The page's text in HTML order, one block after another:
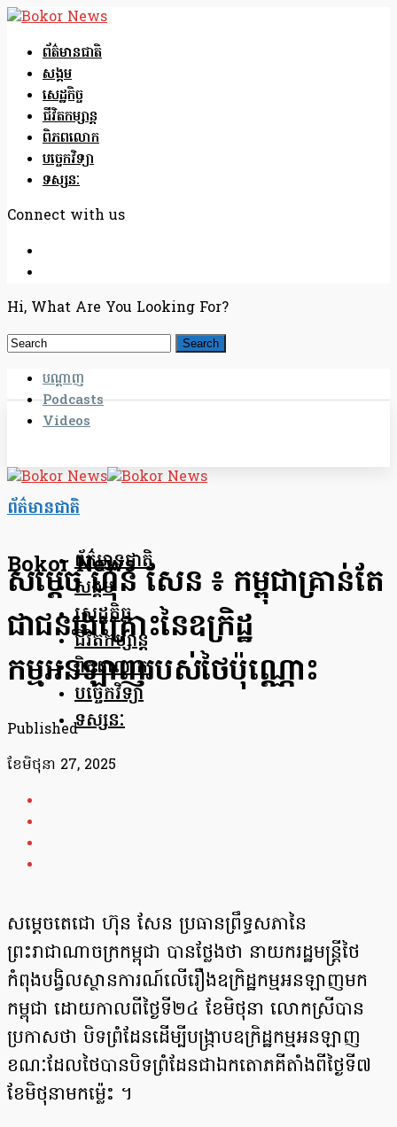
ព័ត៌មានជាតិ
សង្គម
សេដ្ឋកិច្ច
ជីវិតកម្សាន្ត
ពិភពលោក
បច្ចេកវិទ្យា
ទស្សនៈ
Connect with us
Hi, What Are You Looking For?
បណ្តាញ
Podcasts
Videos
Bokor News
ព័ត៌មានជាតិ
សង្គម
សេដ្ឋកិច្ច
ជីវិតកម្សាន្ត
ពិភពលោក
បច្ចេកវិទ្យា
ទស្សនៈ
ព័ត៌មានជាតិ
សម្តេច ហ៊ុន សែន ៖ កម្ពុជាគ្រាន់តែ
ជាជនរងគ្រោះនៃឧក្រិដ្ឋ
កម្មអនឡាញរបស់ថៃប៉ុណ្ណោះ
Published
ខែ​មិថុនា 27, 2025
សម្តេចតេជោ ហ៊ុន សែន ប្រធានព្រឹទ្ធសភានៃ
ព្រះរាជាណាចក្រកម្ពុជា បានថ្លែងថា នាយករដ្ឋមន្រ្ដីថៃ
កំពុងបង្វិលស្ថានការណ៍លើរឿងឧក្រិដ្ឋកម្មអនឡាញមក
កម្ពុជា ដោយកាលពីថ្ងៃទី២៤ ខែមិថុនា លោកស្រីបាន
ប្រកាសថា បិទព្រំដែនដើម្បីបង្ក្រាបឧក្រិដ្ឋកម្មអនឡាញ
ខណៈដែលថៃបានបិទព្រំដែនជាឯកតោភគីតាំងពីថ្ងៃទី៧
ខែមិថុនាមកម៉្លេះ ។